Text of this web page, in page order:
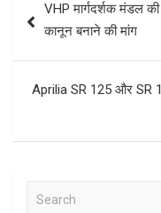
navigation
VHP मार्गदर्शक मंडल
कानून बनाने की मांग
Aprilia SR 125 और SR